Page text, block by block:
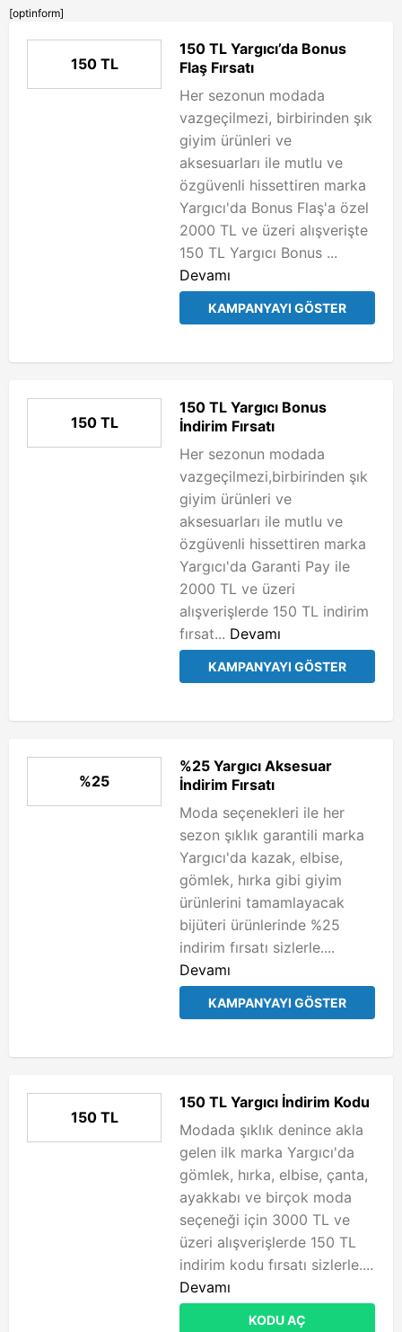
[optinform]
150 TL
150 TL Yargıcı’da Bonus
Flaş Fırsatı
Her sezonun modada
vazgeçilmezi, birbirinden şık
giyim ürünleri ve
aksesuarları ile mutlu ve
özgüvenli hissettiren marka
Yargıcı'da Bonus Flaş'a özel
2000 TL ve üzeri alışverişte
150 TL Yargıcı Bonus ...
Devamı
KAMPANYAYI GÖSTER
150 TL
150 TL Yargıcı Bonus
İndirim Fırsatı
Her sezonun modada
vazgeçilmezi,birbirinden şık
giyim ürünleri ve
aksesuarları ile mutlu ve
özgüvenli hissettiren marka
Yargıcı'da Garanti Pay ile
2000 TL ve üzeri
alışverişlerde 150 TL indirim
fırsat... Devamı
KAMPANYAYI GÖSTER
%25
%25 Yargıcı Aksesuar
İndirim Fırsatı
Moda seçenekleri ile her
sezon şıklık garantili marka
Yargıcı'da kazak, elbise,
gömlek, hırka gibi giyim
ürünlerini tamamlayacak
bijüteri ürünlerinde %25
indirim fırsatı sizlerle....
Devamı
KAMPANYAYI GÖSTER
150 TL
150 TL Yargıcı İndirim Kodu
Modada şıklık denince akla
gelen ilk marka Yargıcı'da
gömlek, hırka, elbise, çanta,
ayakkabı ve birçok moda
seçeneği için 3000 TL ve
üzeri alışverişlerde 150 TL
indirim kodu fırsatı sizlerle....
Devamı
KODU AÇ